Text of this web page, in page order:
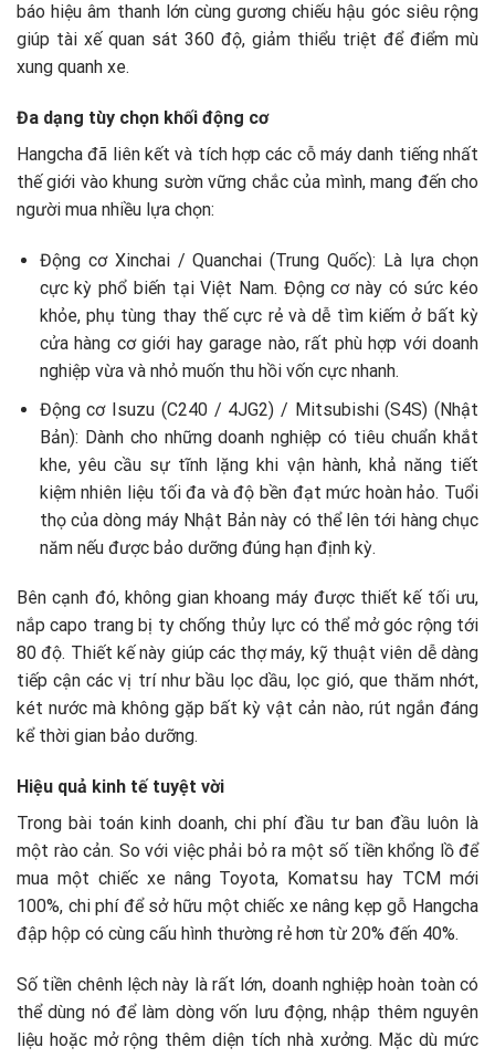
báo hiệu âm thanh lớn cùng gương chiếu hậu góc siêu rộng
giúp tài xế quan sát 360 độ, giảm thiểu triệt để điểm mù
xung quanh xe.
Đa dạng tùy chọn khối động cơ
Hangcha đã liên kết và tích hợp các cỗ máy danh tiếng nhất
thế giới vào khung sườn vững chắc của mình, mang đến cho
người mua nhiều lựa chọn:
Động cơ Xinchai / Quanchai (Trung Quốc): Là lựa chọn
cực kỳ phổ biến tại Việt Nam. Động cơ này có sức kéo
khỏe, phụ tùng thay thế cực rẻ và dễ tìm kiếm ở bất kỳ
cửa hàng cơ giới hay garage nào, rất phù hợp với doanh
nghiệp vừa và nhỏ muốn thu hồi vốn cực nhanh.
Động cơ Isuzu (C240 / 4JG2) / Mitsubishi (S4S) (Nhật
Bản): Dành cho những doanh nghiệp có tiêu chuẩn khắt
khe, yêu cầu sự tĩnh lặng khi vận hành, khả năng tiết
kiệm nhiên liệu tối đa và độ bền đạt mức hoàn hảo. Tuổi
thọ của dòng máy Nhật Bản này có thể lên tới hàng chục
năm nếu được bảo dưỡng đúng hạn định kỳ.
Bên cạnh đó, không gian khoang máy được thiết kế tối ưu,
nắp capo trang bị ty chống thủy lực có thể mở góc rộng tới
80 độ. Thiết kế này giúp các thợ máy, kỹ thuật viên dễ dàng
tiếp cận các vị trí như bầu lọc dầu, lọc gió, que thăm nhớt,
két nước mà không gặp bất kỳ vật cản nào, rút ngắn đáng
kể thời gian bảo dưỡng.
Hiệu quả kinh tế tuyệt vời
Trong bài toán kinh doanh, chi phí đầu tư ban đầu luôn là
một rào cản. So với việc phải bỏ ra một số tiền khổng lồ để
mua một chiếc xe nâng Toyota, Komatsu hay TCM mới
100%, chi phí để sở hữu một chiếc xe nâng kẹp gỗ Hangcha
đập hộp có cùng cấu hình thường rẻ hơn từ 20% đến 40%.
Số tiền chênh lệch này là rất lớn, doanh nghiệp hoàn toàn có
thể dùng nó để làm dòng vốn lưu động, nhập thêm nguyên
liệu hoặc mở rộng thêm diện tích nhà xưởng. Mặc dù mức